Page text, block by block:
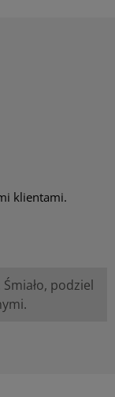
klientami.
podziel